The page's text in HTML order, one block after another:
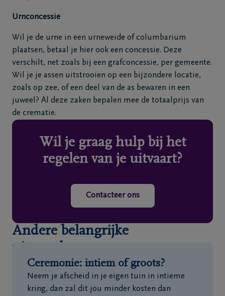
Urnconcessie
Wil je de urne in een urneweide of columbarium
plaatsen, betaal je hier ook een concessie. Deze
verschilt, net zoals bij een grafconcessie, per gemeente.
Wil je je assen uitstrooien op een bijzondere locatie,
zoals op zee, of een deel van de as bewaren in een
juweel? Al deze zaken bepalen mee de totaalprijs van
de crematie.
Wil je graag hulp bij het
regelen van je uitvaart?
Contacteer ons
Andere belangrijke
uitvaartkosten
Ceremonie: intiem of groots?
Neem je afscheid in je eigen tuin in intieme
kring, dan zal dit jou minder kosten dan